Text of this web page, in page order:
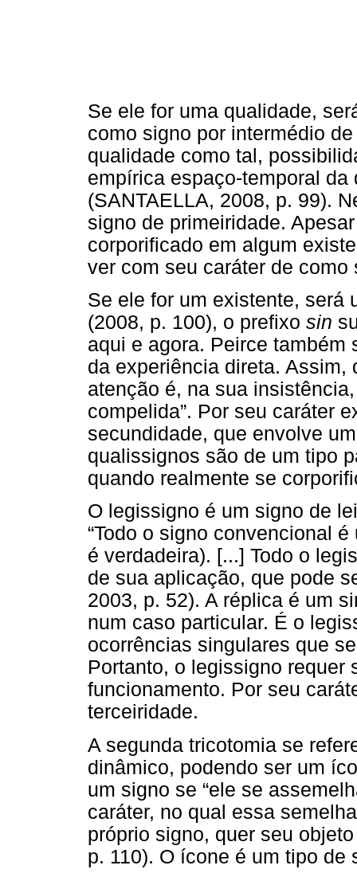
Se ele for uma qualidade,
como signo por intermédio
qualidade como tal,
empírica espaço-temporal da
(SANTAELLA, 2008, p. 99).
signo de primeiridade.
corporificado em algum
ver com seu caráter de como
Se ele for um existente, será
(2008, p. 100), o prefixo sin
aqui e agora. Peirce também
da experiência direta.
atenção é, na sua
compelida”. Por seu caráter
secundidade, que envolve
qualissignos são de um tipo
quando realmente se
O legissigno é um signo de
“Todo o signo convencional
é verdadeira). [...] Todo o
de sua aplicação, que pode
2003, p. 52). A réplica é um
num caso particular. É o
ocorrências singulares que
Portanto, o legissigno requer
funcionamento. Por seu
terceiridade.
A segunda tricotomia se
dinâmico, podendo ser um
um signo se “ele se
caráter, no qual essa
próprio signo, quer seu
p. 110). O ícone é um tipo de